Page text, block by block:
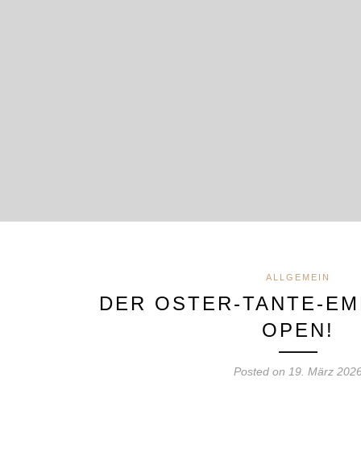
ALLGEMEIN
DER OSTER-TANTE-
OPEN!
Posted on 19. März